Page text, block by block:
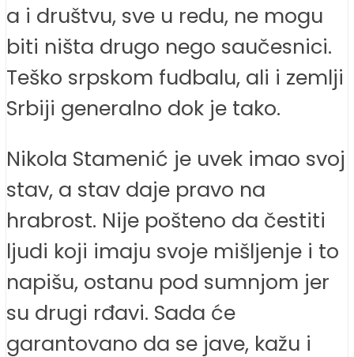
a i društvu, sve u redu, ne mogu
biti ništa drugo nego saučesnici.
Teško srpskom fudbalu, ali i zemlji
Srbiji generalno dok je tako.
Nikola Stamenić je uvek imao svoj
stav, a stav daje pravo na
hrabrost. Nije pošteno da čestiti
ljudi koji imaju svoje mišljenje i to
napišu, ostanu pod sumnjom jer
su drugi rđavi. Sada će
garantovano da se jave, kažu i